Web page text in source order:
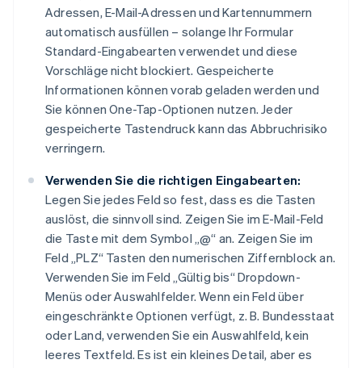
Adressen, E-Mail-Adressen und Kartennummern
automatisch ausfüllen – solange Ihr Formular
Standard-Eingabearten verwendet und diese
Vorschläge nicht blockiert. Gespeicherte
Informationen können vorab geladen werden und
Sie können One-Tap-Optionen nutzen. Jeder
gespeicherte Tastendruck kann das Abbruchrisiko
verringern.
Verwenden Sie die richtigen Eingabearten:
Legen Sie jedes Feld so fest, dass es die Tasten
auslöst, die sinnvoll sind. Zeigen Sie im E-Mail-Feld
die Taste mit dem Symbol „@“ an. Zeigen Sie im
Feld „PLZ“ Tasten den numerischen Ziffernblock an.
Verwenden Sie im Feld „Gültig bis“ Dropdown-
Menüs oder Auswahlfelder. Wenn ein Feld über
eingeschränkte Optionen verfügt, z. B. Bundesstaat
oder Land, verwenden Sie ein Auswahlfeld, kein
leeres Textfeld. Es ist ein kleines Detail, aber es